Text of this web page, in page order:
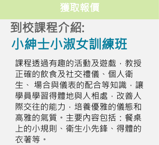
獲取報價
到校課程介紹:
小紳士小淑女訓練班
課程透過有趣的活動及遊戲，教授
正確的飲食及社交禮儀、個人衛
生、 場合與儀表的配合等知識，讓
學員學習得體地與人相處，改善人
際交往的能力，培養優雅的儀態和
高雅的氣質。主要內容包括：餐桌
上的小規則、衛生小先鋒、得體的
衣著等。